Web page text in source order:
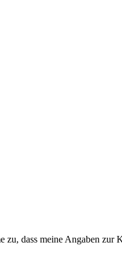
zu, dass meine Angaben